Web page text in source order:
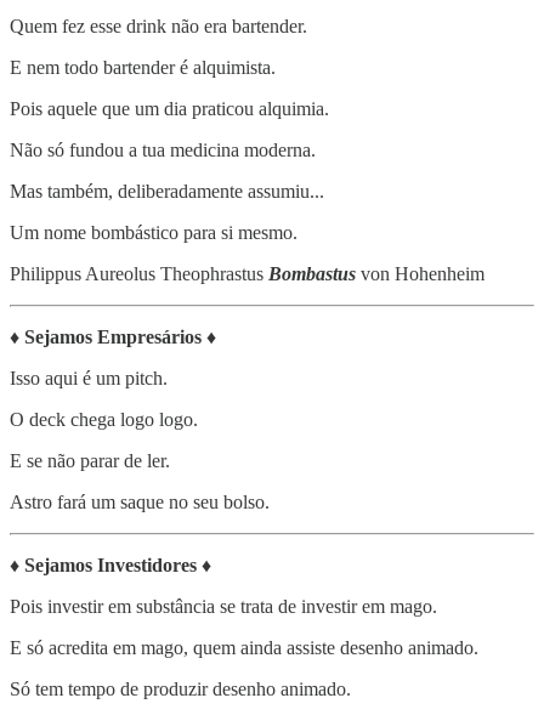
Quem fez esse drink não era bartender.
E nem todo bartender é alquimista.
Pois aquele que um dia praticou alquimia.
Não só fundou a tua medicina moderna.
Mas também, deliberadamente assumiu...
Um nome bombástico para si mesmo.
Philippus Aureolus Theophrastus Bombastus von Hohenheim
♦ Sejamos Empresários ♦
Isso aqui é um pitch.
O deck chega logo logo.
E se não parar de ler.
Astro fará um saque no seu bolso.
♦ Sejamos Investidores ♦
Pois investir em substância se trata de investir em mago.
E só acredita em mago, quem ainda assiste desenho animado.
Só tem tempo de produzir desenho animado.